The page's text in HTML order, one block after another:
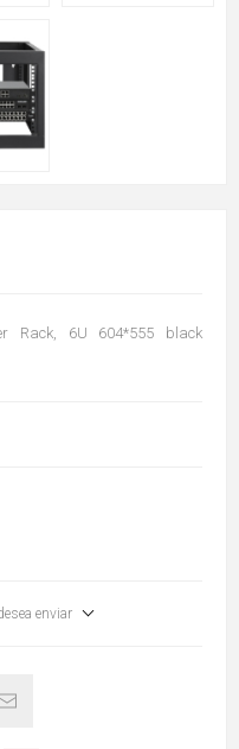
Rack, 6U 604*555 black
enviar